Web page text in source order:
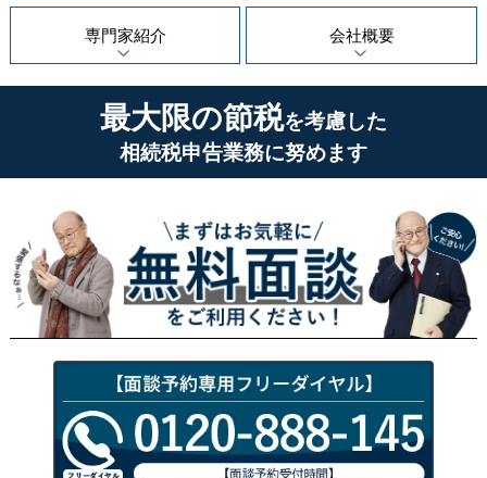
専門家紹介 会社概要
最大限の節税を考慮した
相続税申告業務に努めます